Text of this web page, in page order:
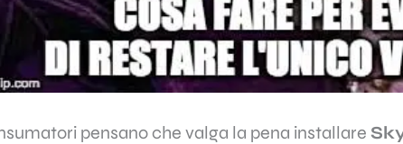
pensano che valga la pena installare